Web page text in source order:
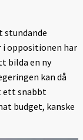
stundande
i oppositionen har
bilda en ny
kan då
ett snabbt
budget, kanske